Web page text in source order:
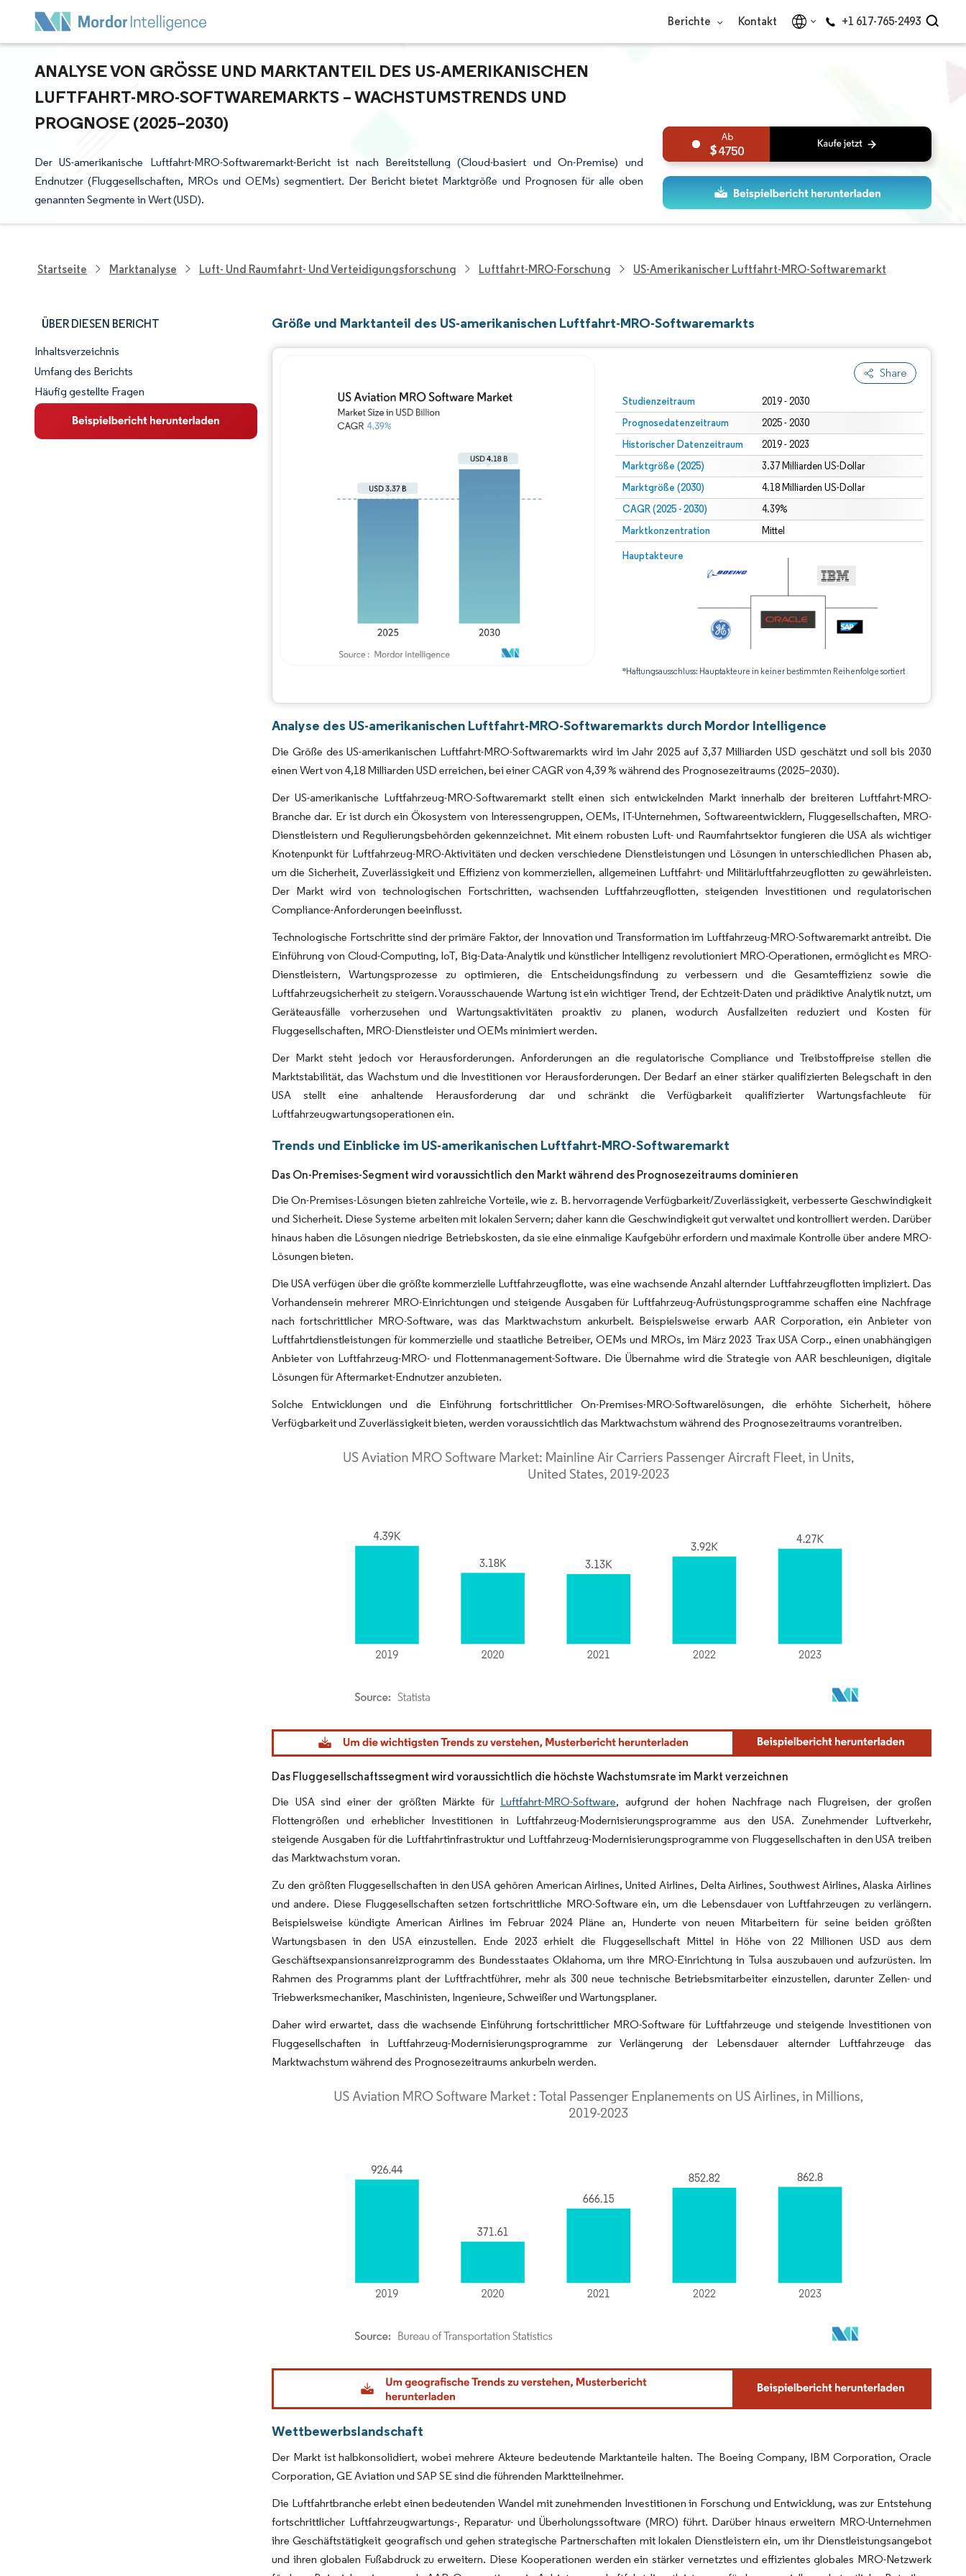
Berichte Kontakt +1 617-765-2493
ANALYSE VON GRÖSSE UND MARKTANTEIL DES US-AMERIKANISCHEN L
UFTFAHRT-MRO-SOFTWAREMARKTS – WACHSTUMSTRENDS UND P
ROGNOSE (2025–2030)
Der US-amerikanische Luftfahrt-MRO-Softwaremarkt-Bericht ist nach Bereitstellung (Cloud-basiert und On-Premise) und
Endnutzer (Fluggesellschaften, MROs und OEMs) segmentiert. Der Bericht bietet Marktgröße und Prognosen für alle oben
genannten Segmente in Wert (USD).
4750
Startseite Marktanalyse Luft- Und Raumfahrt- Und Verteidigungsforschung Luftfahrt-MRO-Forschung US-Amerikanischer Luftfahrt-MRO-Softwaremarkt
ÜBER DIESEN BERICHT
Marktschnappschuss
Marktübersicht
Wichtige Markttrends
Inhaltsverzeichnis
Umfang des Berichts
Häufig gestellte Fragen
Größe und Marktanteil des US-amerikanischen Luftfahrt-MRO-Softwaremarkts
Share
Studienzeitraum 2019 - 2030
Prognosedatenzeitraum 2025 - 2030
Historischer Datenzeitraum 2019 - 2023
Marktgröße (2025) 3.37 Milliarden US-Dollar
Marktgröße (2030) 4.18 Milliarden US-Dollar
CAGR (2025 - 2030) 4.39%
Marktkonzentration Mittel
Hauptakteure
*Haftungsausschluss: Hauptakteure in keiner bestimmten Reihenfolge sortiert
Bild © Mordor Intelligence. Wiederverwendung erfordert Namensnennung gemäß CC BY 4.0.
Analyse des US-amerikanischen Luftfahrt-MRO-Softwaremarkts durch Mordor Intelligence
Die Größe des US-amerikanischen Luftfahrt-MRO-Softwaremarkts wird im Jahr 2025 auf 3,37 Milliarden USD geschätzt und soll bis 2030
einen Wert von 4,18 Milliarden USD erreichen, bei einer CAGR von 4,39 % während des Prognosezeitraums (2025–2030).
Der US-amerikanische Luftfahrzeug-MRO-Softwaremarkt stellt einen sich entwickelnden Markt innerhalb der breiteren Luftfahrt-MRO-
Branche dar. Er ist durch ein Ökosystem von Interessengruppen, OEMs, IT-Unternehmen, Softwareentwicklern, Fluggesellschaften, MRO-
Dienstleistern und Regulierungsbehörden gekennzeichnet. Mit einem robusten Luft- und Raumfahrtsektor fungieren die USA als wichtiger
Knotenpunkt für Luftfahrzeug-MRO-Aktivitäten und decken verschiedene Dienstleistungen und Lösungen in unterschiedlichen Phasen ab,
um die Sicherheit, Zuverlässigkeit und Effizienz von kommerziellen, allgemeinen Luftfahrt- und Militärluftfahrzeugflotten zu gewährleisten.
Der Markt wird von technologischen Fortschritten, wachsenden Luftfahrzeugflotten, steigenden Investitionen und regulatorischen
Compliance-Anforderungen beeinflusst.
Technologische Fortschritte sind der primäre Faktor, der Innovation und Transformation im Luftfahrzeug-MRO-Softwaremarkt antreibt. Die
Einführung von Cloud-Computing, IoT, Big-Data-Analytik und künstlicher Intelligenz revolutioniert MRO-Operationen, ermöglicht es MRO-
Dienstleistern, Wartungsprozesse zu optimieren, die Entscheidungsfindung zu verbessern und die Gesamteffizienz sowie die
Luftfahrzeugsicherheit zu steigern. Vorausschauende Wartung ist ein wichtiger Trend, der Echtzeit-Daten und prädiktive Analytik nutzt, um
Geräteausfälle vorherzusehen und Wartungsaktivitäten proaktiv zu planen, wodurch Ausfallzeiten reduziert und Kosten für
Fluggesellschaften, MRO-Dienstleister und OEMs minimiert werden.
Der Markt steht jedoch vor Herausforderungen. Anforderungen an die regulatorische Compliance und Treibstoffpreise stellen die
Marktstabilität, das Wachstum und die Investitionen vor Herausforderungen. Der Bedarf an einer stärker qualifizierten Belegschaft in den
USA stellt eine anhaltende Herausforderung dar und schränkt die Verfügbarkeit qualifizierter Wartungsfachleute für
Luftfahrzeugwartungsoperationen ein.
Trends und Einblicke im US-amerikanischen Luftfahrt-MRO-Softwaremarkt
Das On-Premises-Segment wird voraussichtlich den Markt während des Prognosezeitraums dominieren
Die On-Premises-Lösungen bieten zahlreiche Vorteile, wie z. B. hervorragende Verfügbarkeit/Zuverlässigkeit, verbesserte Geschwindigkeit
und Sicherheit. Diese Systeme arbeiten mit lokalen Servern; daher kann die Geschwindigkeit gut verwaltet und kontrolliert werden. Darüber
hinaus haben die Lösungen niedrige Betriebskosten, da sie eine einmalige Kaufgebühr erfordern und maximale Kontrolle über andere MRO-
Lösungen bieten.
Die USA verfügen über die größte kommerzielle Luftfahrzeugflotte, was eine wachsende Anzahl alternder Luftfahrzeugflotten impliziert. Das
Vorhandensein mehrerer MRO-Einrichtungen und steigende Ausgaben für Luftfahrzeug-Aufrüstungsprogramme schaffen eine Nachfrage
nach fortschrittlicher MRO-Software, was das Marktwachstum ankurbelt. Beispielsweise erwarb AAR Corporation, ein Anbieter von
Luftfahrtdienstleistungen für kommerzielle und staatliche Betreiber, OEMs und MROs, im März 2023 Trax USA Corp., einen unabhängigen
Anbieter von Luftfahrzeug-MRO- und Flottenmanagement-Software. Die Übernahme wird die Strategie von AAR beschleunigen, digitale
Lösungen für Aftermarket-Endnutzer anzubieten.
Solche Entwicklungen und die Einführung fortschrittlicher On-Premises-MRO-Softwarelösungen, die erhöhte Sicherheit, höhere
Verfügbarkeit und Zuverlässigkeit bieten, werden voraussichtlich das Marktwachstum während des Prognosezeitraums vorantreiben.
Bild © Mordor Intelligence. Wiederverwendung erfordert Namensnennung gemäß CC BY 4.0.
Das Fluggesellschaftssegment wird voraussichtlich die höchste Wachstumsrate im Markt verzeichnen
Die USA sind einer der größten Märkte für Luftfahrt-MRO-Software, aufgrund der hohen Nachfrage nach Flugreisen, der großen
Flottengrößen und erheblicher Investitionen in Luftfahrzeug-Modernisierungsprogramme aus den USA. Zunehmender Luftverkehr,
steigende Ausgaben für die Luftfahrtinfrastruktur und Luftfahrzeug-Modernisierungsprogramme von Fluggesellschaften in den USA treiben
das Marktwachstum voran.
Zu den größten Fluggesellschaften in den USA gehören American Airlines, United Airlines, Delta Airlines, Southwest Airlines, Alaska Airlines
und andere. Diese Fluggesellschaften setzen fortschrittliche MRO-Software ein, um die Lebensdauer von Luftfahrzeugen zu verlängern.
Beispielsweise kündigte American Airlines im Februar 2024 Pläne an, Hunderte von neuen Mitarbeitern für seine beiden größten
Wartungsbasen in den USA einzustellen. Ende 2023 erhielt die Fluggesellschaft Mittel in Höhe von 22 Millionen USD aus dem
Geschäftsexpansionsanreizprogramm des Bundesstaates Oklahoma, um ihre MRO-Einrichtung in Tulsa auszubauen und aufzurüsten. Im
Rahmen des Programms plant der Luftfrachtführer, mehr als 300 neue technische Betriebsmitarbeiter einzustellen, darunter Zellen- und
Triebwerksmechaniker, Maschinisten, Ingenieure, Schweißer und Wartungsplaner.
Daher wird erwartet, dass die wachsende Einführung fortschrittlicher MRO-Software für Luftfahrzeuge und steigende Investitionen von
Fluggesellschaften in Luftfahrzeug-Modernisierungsprogramme zur Verlängerung der Lebensdauer alternder Luftfahrzeuge das
Marktwachstum während des Prognosezeitraums ankurbeln werden.
Bild © Mordor Intelligence. Wiederverwendung erfordert Namensnennung gemäß CC BY 4.0.
Wettbewerbslandschaft
Der Markt ist halbkonsolidiert, wobei mehrere Akteure bedeutende Marktanteile halten. The Boeing Company, IBM Corporation, Oracle
Corporation, GE Aviation und SAP SE sind die führenden Marktteilnehmer.
Die Luftfahrtbranche erlebt einen bedeutenden Wandel mit zunehmenden Investitionen in Forschung und Entwicklung, was zur Entstehung
fortschrittlicher Luftfahrzeugwartungs-, Reparatur- und Überholungssoftware (MRO) führt. Darüber hinaus erweitern MRO-Unternehmen
ihre Geschäftstätigkeit geografisch und gehen strategische Partnerschaften mit lokalen Dienstleistern ein, um ihr Dienstleistungsangebot
und ihren globalen Fußabdruck zu erweitern. Diese Kooperationen werden ein stärker vernetztes und effizientes globales MRO-Netzwerk